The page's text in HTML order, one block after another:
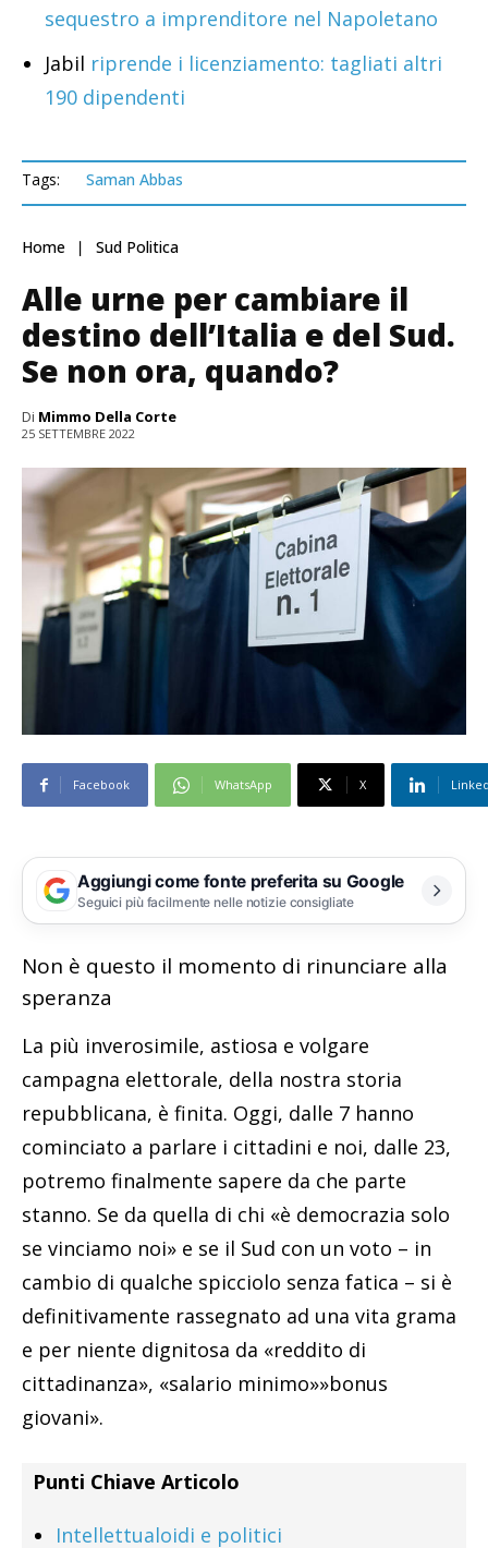
sequestro a imprenditore nel Napoletano
Jabil riprende i licenziamento: tagliati altri
190 dipendenti
Tags: Saman Abbas
Home Sud Politica
Alle urne per cambiare il
destino dell’Italia e del Sud.
Se non ora, quando?
Di Mimmo Della Corte
25 SETTEMBRE 2022
Facebook WhatsApp X
Aggiungi come fonte preferita su Google
Seguici più facilmente nelle notizie consigliate
Non è questo il momento di rinunciare alla
speranza
La più inverosimile, astiosa e volgare
campagna elettorale, della nostra storia
repubblicana, è finita. Oggi, dalle 7 hanno
cominciato a parlare i cittadini e noi, dalle 23,
potremo finalmente sapere da che parte
stanno. Se da quella di chi «è democrazia solo
se vinciamo noi» e se il Sud con un voto – in
cambio di qualche spicciolo senza fatica – si è
definitivamente rassegnato ad una vita grama
e per niente dignitosa da «reddito di
cittadinanza», «salario minimo»»bonus
giovani».
Punti Chiave Articolo
Intellettualoidi e politici